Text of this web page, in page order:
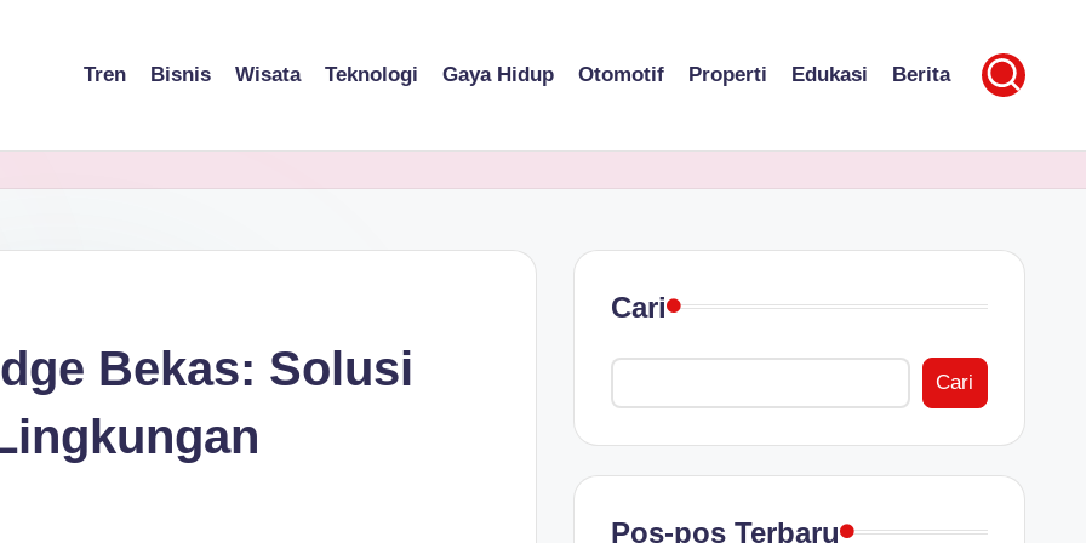
Tren Bisnis Wisata Teknologi Gaya Hidup Otomotif Properti Edukasi Berita
Bekas: Solusi
Cari
Cari
Pos-pos Terbaru